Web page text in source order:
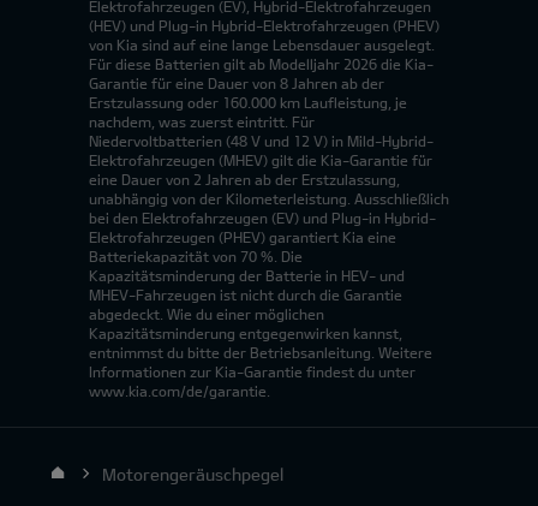
Elektrofahrzeugen (EV), Hybrid-Elektrofahrzeugen
(HEV) und Plug-in Hybrid-Elektrofahrzeugen (PHEV)
von Kia sind auf eine lange Lebensdauer ausgelegt.
Für diese Batterien gilt ab Modelljahr 2026 die Kia-
Garantie für eine Dauer von 8 Jahren ab der
Erstzulassung oder 160.000 km Laufleistung, je
nachdem, was zuerst eintritt. Für
Niedervoltbatterien (48 V und 12 V) in Mild-Hybrid-
Elektrofahrzeugen (MHEV) gilt die Kia-Garantie für
eine Dauer von 2 Jahren ab der Erstzulassung,
unabhängig von der Kilometerleistung. Ausschließlich
bei den Elektrofahrzeugen (EV) und Plug-in Hybrid-
Elektrofahrzeugen (PHEV) garantiert Kia eine
Batteriekapazität von 70 %. Die
Kapazitätsminderung der Batterie in HEV- und
MHEV-Fahrzeugen ist nicht durch die Garantie
abgedeckt. Wie du einer möglichen
Kapazitätsminderung entgegenwirken kannst,
entnimmst du bitte der Betriebsanleitung. Weitere
Informationen zur Kia-Garantie findest du unter
www.kia.com/de/garantie.
Motorengeräuschpegel